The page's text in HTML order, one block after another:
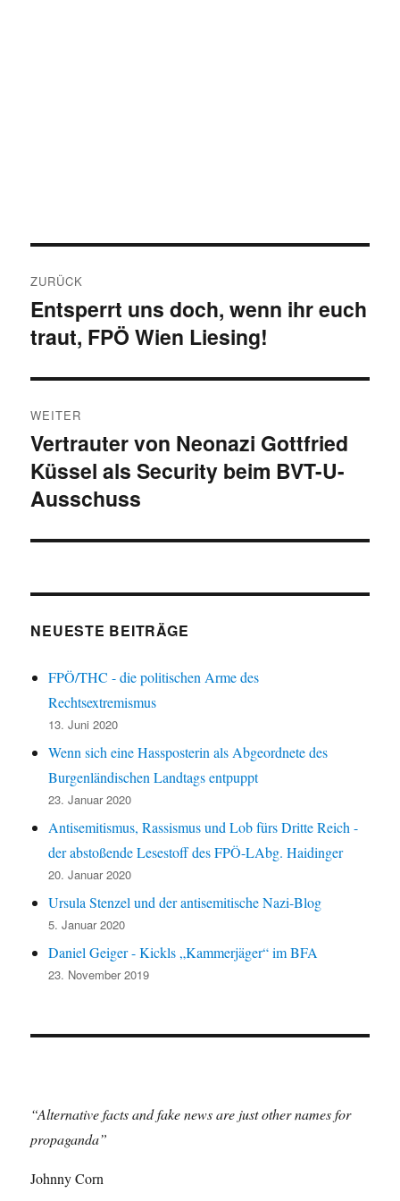
Navigation
ZURÜCK
Vorheriger
Beitrag:
Entsperrt uns doch, wenn ihr euch
traut, FPÖ Wien Liesing!
WEITER
Nächster
Beitrag:
Vertrauter von Neonazi Gottfried
Küssel als Security beim BVT-U-
Ausschuss
NEUESTE BEITRÄGE
FPÖ/THC - die politischen Arme des
Rechtsextremismus
13. Juni 2020
Wenn sich eine Hassposterin als Abgeordnete des
Burgenländischen Landtags entpuppt
23. Januar 2020
Antisemitismus, Rassismus und Lob fürs Dritte Reich -
der abstoßende Lesestoff des FPÖ-LAbg. Haidinger
20. Januar 2020
Ursula Stenzel und der antisemitische Nazi-Blog
5. Januar 2020
Daniel Geiger - Kickls „Kammerjäger“ im BFA
23. November 2019
“Alternative facts and fake news are just other names for
propaganda”
Johnny Corn